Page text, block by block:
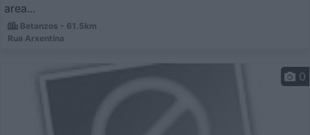
area...
Betanzos - 61.5km
Rua Arxentina
0